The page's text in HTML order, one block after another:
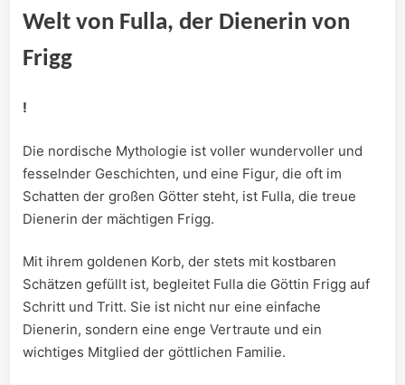
Welt von ⁤Fulla, der Dienerin von‌
Frigg
!
Die nordische Mythologie ist voller ​wundervoller und
fesselnder ⁤Geschichten, und eine Figur, die oft im
Schatten der ⁣großen Götter steht, ist Fulla, ‌die‌ treue
Dienerin​ der mächtigen Frigg.
Mit ihrem goldenen Korb, der stets ‌mit kostbaren
Schätzen gefüllt ist, begleitet Fulla die Göttin ‌Frigg auf
Schritt und Tritt. Sie ist nicht nur eine einfache
Dienerin, sondern eine enge Vertraute und ein
wichtiges ⁢Mitglied der göttlichen Familie.